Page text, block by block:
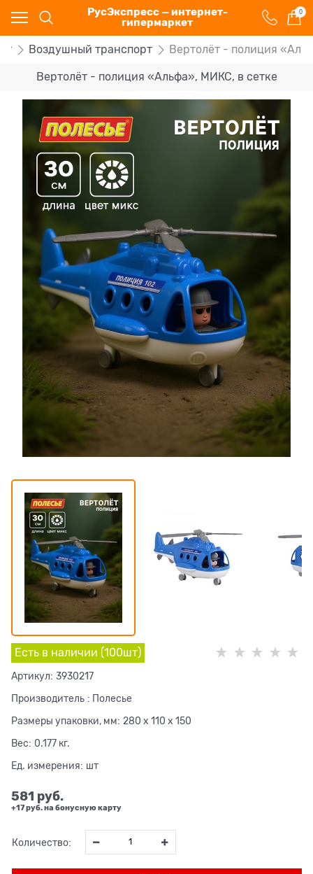
РусЭкспресс — интернет-
гипермаркет
0
Воздушный транспорт Вертолёт - полиция
Вертолёт - полиция «Альфа», МИКС, в сетке
Есть в наличии (100шт)
Артикул: 3930217
Производитель : Полесье
Размеры упаковки, мм: 280 x 110 x 150
Вес: 0.177 кг.
Ед. измерения: шт
581 руб.
+17 руб. на бонусную карту
Количество: